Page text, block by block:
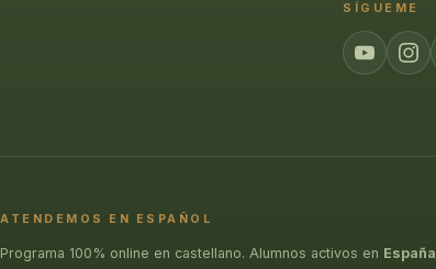
SÍGUEME
ATENDEMOS EN ESPAÑOL
Programa 100% online en castellano. Alumnos activos en España